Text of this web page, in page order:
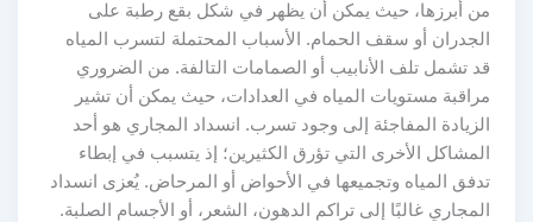
من أبرزها، حيث يمكن أن يظهر في شكل بقع رطبة على
الجدران أو سقف الحمام. الأسباب المحتملة لتسرب المياه
قد تشمل تلف الأنابيب أو الصمامات التالفة. من الضروري
مراقبة مستويات المياه في العدادات، حيث يمكن أن تشير
الزيادة المفاجئة إلى وجود تسرب. انسداد المجاري هو أحد
المشاكل الأخرى التي تؤرق الكثيرين؛ إذ يتسبب في إبطاء
تدفق المياه وتجميعها في الأحواض أو المرحاض. يُعزى انسداد
المجاري غالبًا إلى تراكم الدهون، الشعر، أو الأجسام الصلبة.